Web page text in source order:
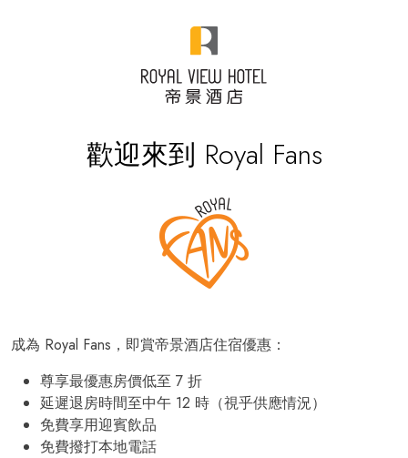
歡迎來到 Royal Fans
成為 Royal Fans，即賞帝景酒店住宿優惠：
尊享最優惠房價低至 7 折
延遲退房時間至中午 12 時（視乎供應情況）
免費享用迎賓飲品
免費撥打本地電話